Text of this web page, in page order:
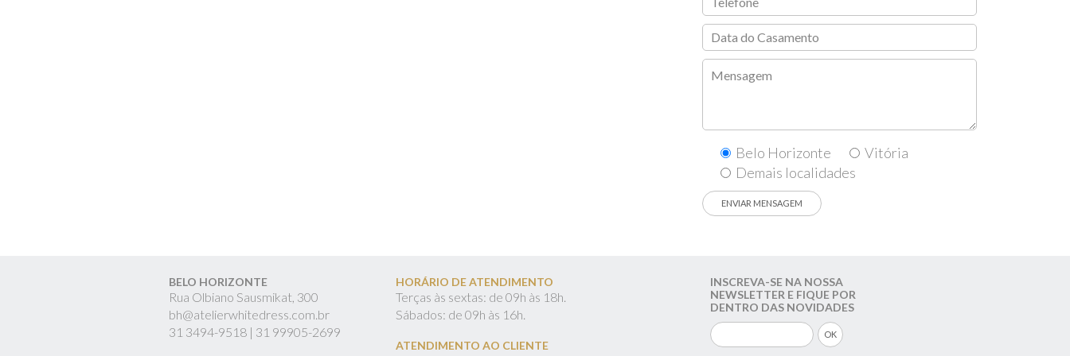
Belo Horizonte
Vitória
Demais localidades
BELO HORIZONTE
Rua Olbiano Sausmikat, 300
bh@atelierwhitedress.com.br
31 3494-9518 | 31 99905-2699
HORÁRIO DE ATENDIMENTO
Terças às sextas: de 09h às 18h.
Sábados: de 09h às 16h.
ATENDIMENTO AO CLIENTE
INSCREVA-SE NA NOSSA
NEWSLETTER E FIQUE POR
DENTRO DAS NOVIDADES